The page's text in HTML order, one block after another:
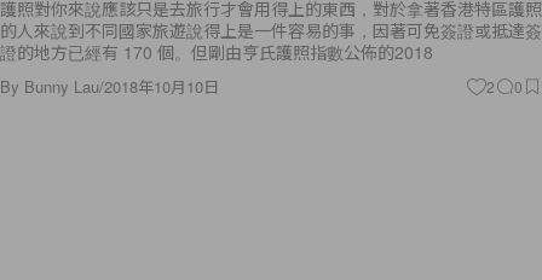
證的地方已經有 170 個。但剛由亨氏護照指數公佈的2018
ByBunny Lau/2018年10月10日